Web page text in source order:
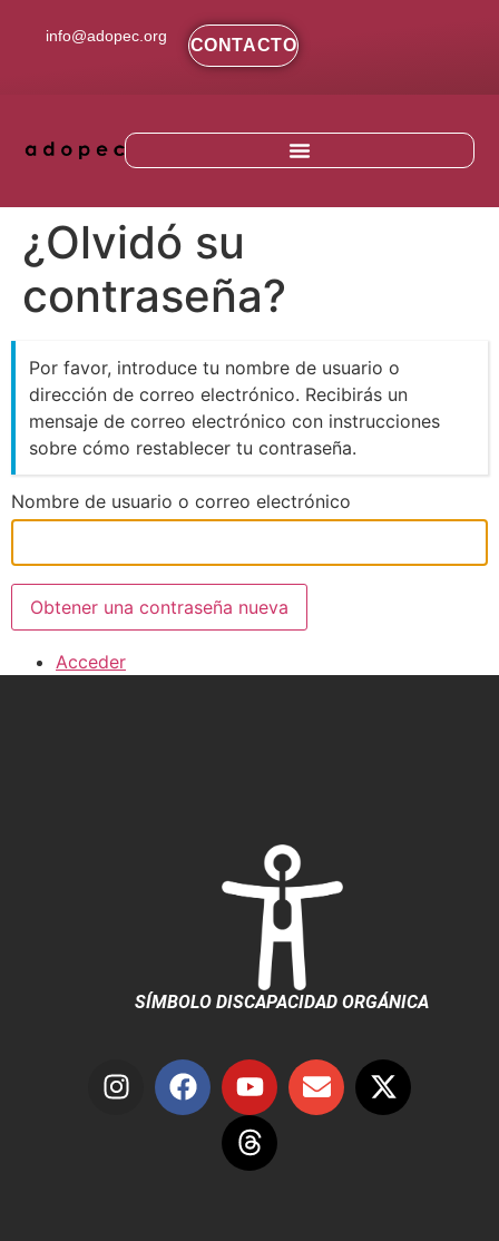
info@adopec.org CONTACTO
¿Olvidó su
contraseña?
Por favor, introduce tu nombre de usuario o
dirección de correo electrónico. Recibirás un
mensaje de correo electrónico con instrucciones
sobre cómo restablecer tu contraseña.
Nombre de usuario o correo electrónico
Obtener una contraseña nueva
Acceder
SÍMBOLO DISCAPACIDAD ORGÁNICA